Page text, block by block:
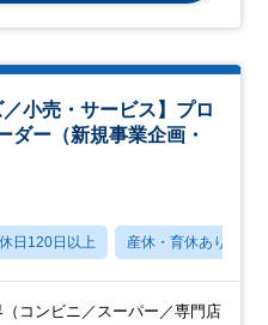
小売・サービス】プロ
ダー（新規事業企画・
休日120日以上 産休・育休あり
コンビニ／スーパー／専門店